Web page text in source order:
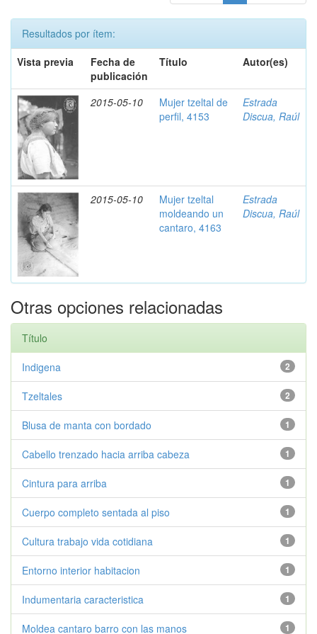
Resultados por ítem:
Vista previa
Fecha de
publicación
Título Autor(es)
2015-05-10
Mujer tzeltal de
perfil, 4153
Estrada
Discua, Raúl
2015-05-10
Mujer tzeltal
moldeando un
cantaro, 4163
Estrada
Discua, Raúl
Otras opciones relacionadas
Título
2
Indigena
2
Tzeltales
1
Blusa de manta con bordado
1
Cabello trenzado hacia arriba cabeza
1
Cintura para arriba
1
Cuerpo completo sentada al piso
1
Cultura trabajo vida cotidiana
1
Entorno interior habitacion
1
Indumentaria caracteristica
1
Moldea cantaro barro con las manos